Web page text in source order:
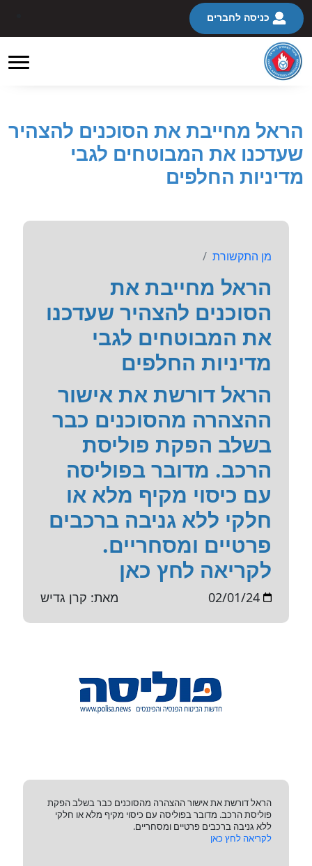
כניסה לחברים
הראל מחייבת את הסוכנים להצהיר
שעדכנו את המבוטחים לגבי
מדיניות החלפים
מן התקשורת
הראל מחייבת את
הסוכנים להצהיר שעדכנו
את המבוטחים לגבי
מדיניות החלפים
הראל דורשת את אישור
ההצהרה מהסוכנים כבר
בשלב הפקת פוליסת
הרכב. מדובר בפוליסה
עם כיסוי מקיף מלא או
חלקי ללא גניבה ברכבים
פרטיים ומסחריים.
לקריאה לחץ כאן
02/01/24 מאת: קרן גדיש
הראל דורשת את אישור ההצהרה מהסוכנים כבר בשלב הפקת
פוליסת הרכב. מדובר בפוליסה עם כיסוי מקיף מלא או חלקי
ללא גניבה ברכבים פרטיים ומסחריים.
לקריאה לחץ כאן